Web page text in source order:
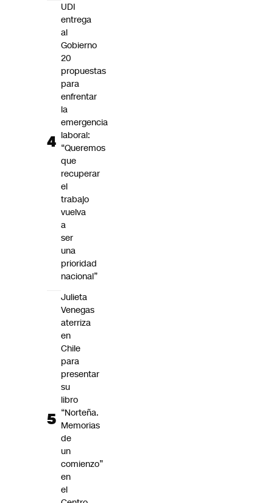
UDI
entrega
al
Gobierno
20
propuestas
para
enfrentar
la
emergencia
laboral:
“Queremos
que
recuperar
el
trabajo
vuelva
a
ser
una
prioridad
nacional”
Julieta
Venegas
aterriza
en
Chile
para
presentar
su
libro
“Norteña.
Memorias
de
un
comienzo”
en
el